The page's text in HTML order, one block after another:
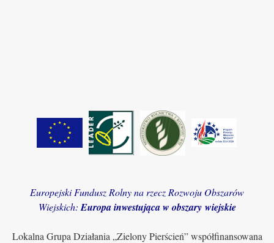
Europejski Fundusz Rolny na rzecz Rozwoju Obszarów
Wiejskich: Europa inwestująca w obszary wiejskie
Lokalna Grupa Działania „Zielony Pierścień” współfinansowana